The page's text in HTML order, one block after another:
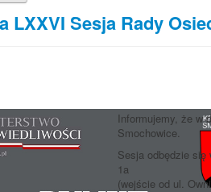
LXXVI Sesja Rady
Informujemy, że w
Smochowice.
Sesja odbędzie
1a
(wejście od ul.